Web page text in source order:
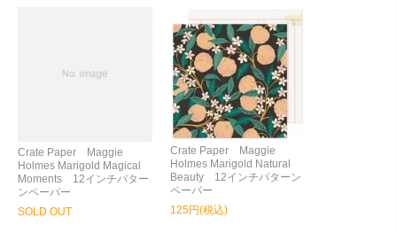
Crate Paper Maggie
Holmes Marigold Magical
Moments 12インチパター
ンペーパー
SOLD OUT
Crate Paper Maggie
Holmes Marigold Natural
Beauty 12インチパターン
ペーパー
125円(税込)